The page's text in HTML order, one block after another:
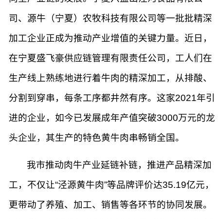
司、源牛（宁夏）农牧科技有限公司等一批批精深
加工企业正成为推动产业增值的关键力量。近日，
在宁夏盛飞豪供应链管理有限责任公司，工人们在
生产线上熟练地进行着牛肉的精深加工，从排酸、
分割到穿串，每条工序都井然有序。这家2021年引
进的企业，如今已发展成年产值突破3000万元的龙
头企业，其生产的特色黄牛肉串畅销全国。
我市推动肉牛产业延链补链，推进产品精深加
工，不仅让“泾源黄牛肉”等品牌评价达35.19亿元，
更带动了养殖、加工、销售等各环节的协同发展。